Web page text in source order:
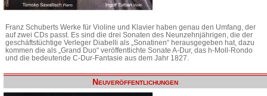
Franz Schuberts Werke für Violine und Klavier haben genau den Umfang, der
auf zwei CDs passt. Es sind die drei Sonaten des Neunzehnjährigen, die der
geschäftstüchtige Verleger Diabelli als „Sonatinen“ herausgegeben hat, dazu
kommen die als „Grand Duo“ veröffentlichte Sonate A-Dur, das h-Moll-Rondo
und die bedeutende C-Dur-Fantasie aus dem Jahr 1827.
Neuveröffentlichungen